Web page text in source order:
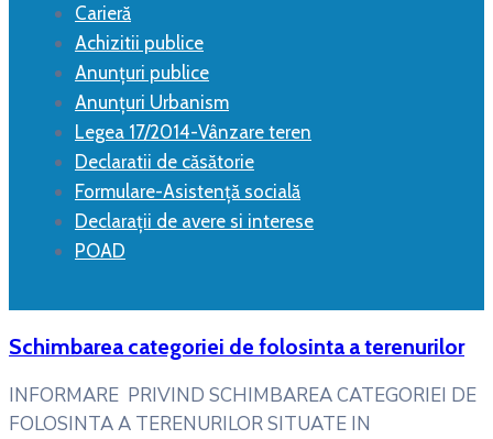
Carieră
Achizitii publice
Anunțuri publice
Anunțuri Urbanism
Legea 17/2014-Vânzare teren
Declaratii de căsătorie
Formulare-Asistență socială
Declarații de avere si interese
POAD
Schimbarea categoriei de folosinta a terenurilor
INFORMARE PRIVIND SCHIMBAREA CATEGORIEI DE
FOLOSINTA A TERENURILOR SITUATE IN